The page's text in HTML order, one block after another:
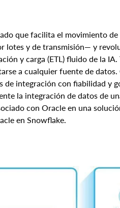
que facilita el movimiento
lotes y de transmisión— y
y carga (ETL) fluido de la IA.
a cualquier fuente de
de integración con fiabilidad y
la integración de datos de
con Oracle en una
en Snowflake.